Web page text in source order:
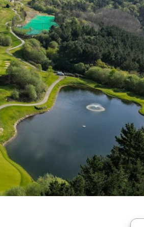
a una cantera de gran nivel en Neguri.